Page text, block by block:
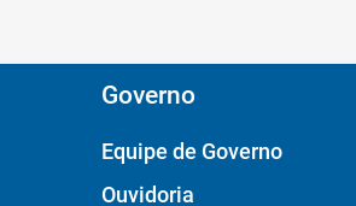
Governo
Equipe de Governo
Ouvidoria